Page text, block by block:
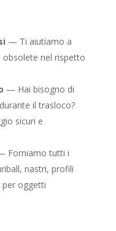
— Ti aiutiamo a
nel rispetto
— Hai bisogno di
il trasloco?
sicuri e
Forniamo tutti i
nastri, profili
per oggetti